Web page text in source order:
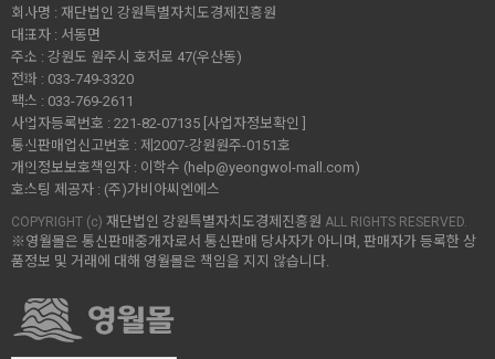
회사명 : 재단법인 강원특별자치도경제진흥원
대표자 : 서동면
주소 : 강원도 원주시 호저로 47(우산동)
전화 : 033-749-3320
팩스 : 033-769-2611
사업자등록번호 : 221-82-07135 [사업자정보확인 ]
통신판매업신고번호 : 제2007-강원원주-0151호
개인정보보호책임자 : 이학수 (help@yeongwol-mall.com)
호스팅 제공자 : (주)가비아씨엔에스
COPYRIGHT (c) 재단법인 강원특별자치도경제진흥원 ALL RIGHTS RESERVED.
※영월몰은 통신판매중개자로서 통신판매 당사자가 아니며, 판매자가 등록한 상
품정보 및 거래에 대해 영월몰은 책임을 지지 않습니다.